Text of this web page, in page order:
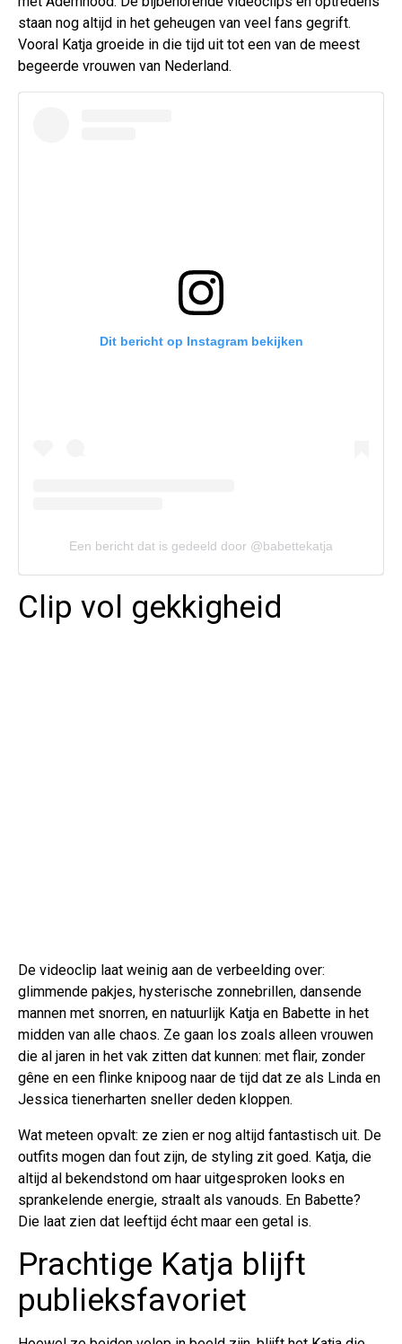
staan nog altijd in het geheugen van veel fans gegrift.
Vooral Katja groeide in die tijd uit tot een van de meest
begeerde vrouwen van Nederland.
Dit bericht op Instagram bekijken
Een bericht dat is gedeeld door @babettekatja
Clip vol gekkigheid
De videoclip laat weinig aan de verbeelding over:
glimmende pakjes, hysterische zonnebrillen, dansende
mannen met snorren, en natuurlijk Katja en Babette in het
midden van alle chaos. Ze gaan los zoals alleen vrouwen
die al jaren in het vak zitten dat kunnen: met flair, zonder
gêne en een flinke knipoog naar de tijd dat ze als Linda en
Jessica tienerharten sneller deden kloppen.
Wat meteen opvalt: ze zien er nog altijd fantastisch uit. De
outfits mogen dan fout zijn, de styling zit goed. Katja, die
altijd al bekendstond om haar uitgesproken looks en
sprankelende energie, straalt als vanouds. En Babette?
Die laat zien dat leeftijd écht maar een getal is.
Prachtige Katja blijft
publieksfavoriet